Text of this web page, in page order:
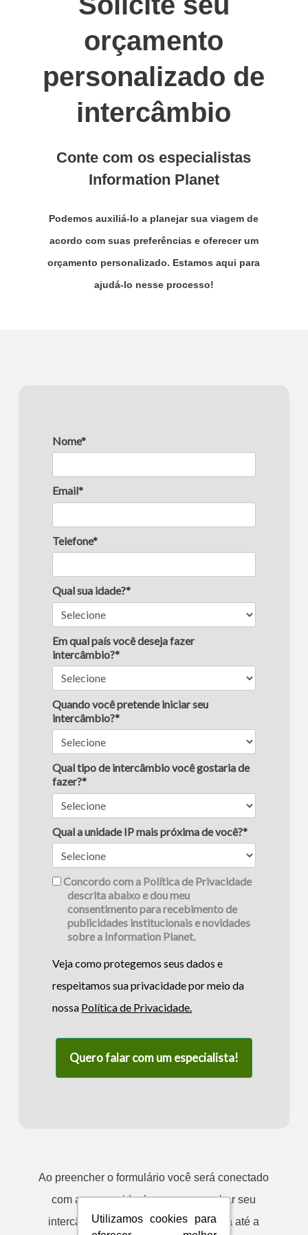
Utilizamos cookies para
Utilizamos cookies para
orçamento
personalizado de
intercâmbio
Conte com os especialistas
Information Planet
Podemos auxiliá-lo a planejar sua viagem de
acordo com suas preferências e oferecer um
orçamento personalizado. Estamos aqui para
ajudá-lo nesse processo!
Nome*
Email*
Telefone*
Qual sua idade?*
Em qual país você deseja fazer
intercâmbio?*
Quando você pretende iniciar seu
intercâmbio?*
Qual tipo de intercâmbio você gostaria de
fazer?*
Qual a unidade IP mais próxima de você?*
Concordo com a Política de Privacidade
descrita abaixo e dou meu
consentimento para recebimento de
publicidades institucionais e novidades
sobre a Information Planet.
Veja como protegemos seus dados e
respeitamos sua privacidade por meio da
nossa Política de Privacidade.
Quero falar com um especialista!
Ao preencher o formulário você será conectado
com a pessoa ideal para acompanhar seu
intercâmbio do início da sua matrícula até a